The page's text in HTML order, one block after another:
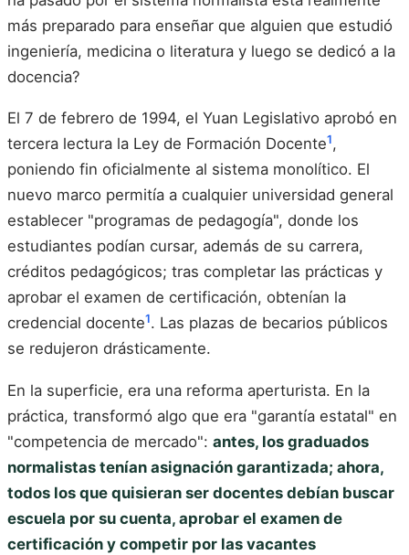
más preparado para enseñar que alguien que estudió
ingeniería, medicina o literatura y luego se dedicó a la
docencia?
El 7 de febrero de 1994, el Yuan Legislativo aprobó en
tercera lectura la Ley de Formación Docente1,
poniendo fin oficialmente al sistema monolítico. El
nuevo marco permitía a cualquier universidad general
establecer "programas de pedagogía", donde los
estudiantes podían cursar, además de su carrera,
créditos pedagógicos; tras completar las prácticas y
aprobar el examen de certificación, obtenían la
credencial docente1. Las plazas de becarios públicos
se redujeron drásticamente.
En la superficie, era una reforma aperturista. En la
práctica, transformó algo que era "garantía estatal" en
"competencia de mercado": antes, los graduados
normalistas tenían asignación garantizada; ahora,
todos los que quisieran ser docentes debían buscar
escuela por su cuenta, aprobar el examen de
certificación y competir por las vacantes